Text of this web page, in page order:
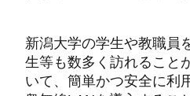
新潟大学の学生や教職員
生等も数多く訪れること
いて、簡単かつ安全に利